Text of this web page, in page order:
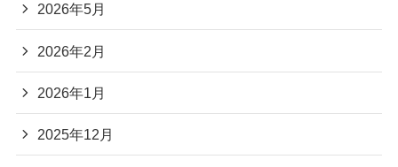
2026年5月
2026年2月
2026年1月
2025年12月